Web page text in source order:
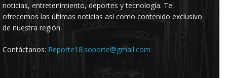
noticias, entretenimiento, deportes y tecnología. Te
ofrecemos las últimas noticias así como contenido exclusivo
de nuestra región.
Contáctanos: Reporte18.soporte@gmail.com